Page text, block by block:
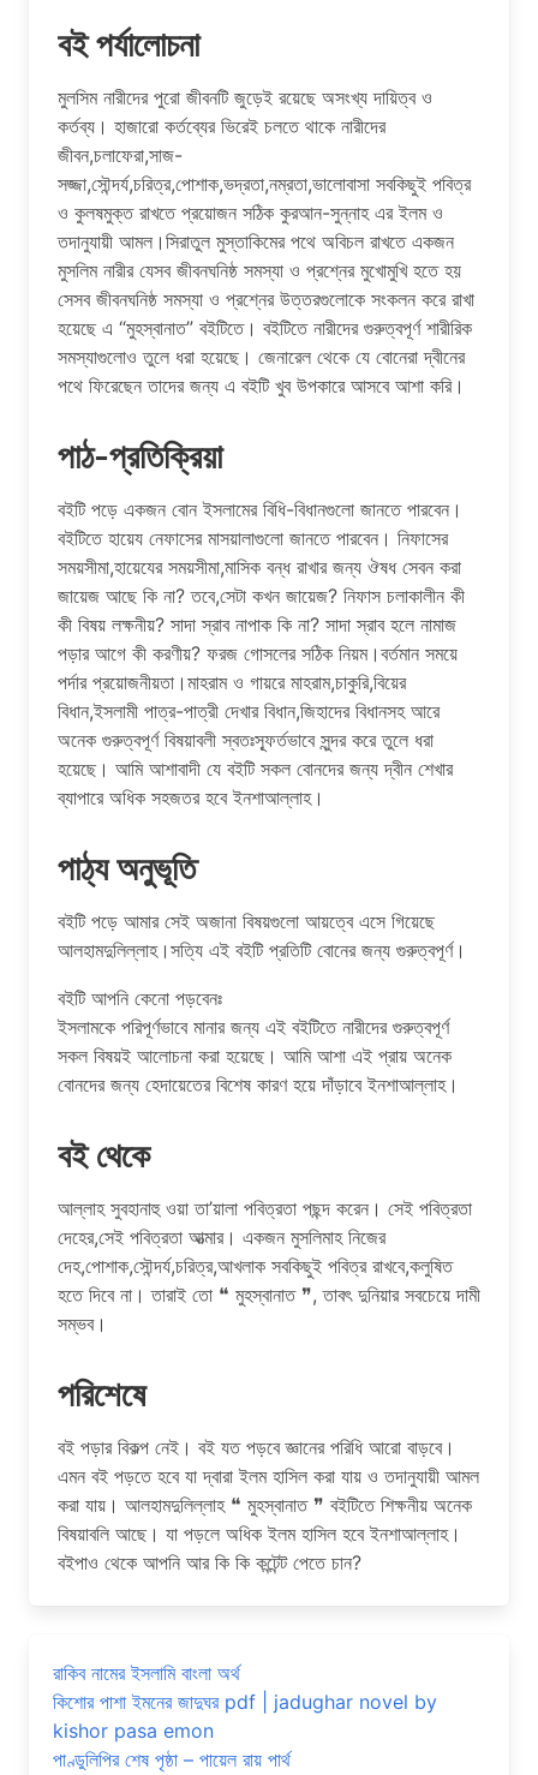
বই পর্যালোচনা
মুলসিম নারীদের পুরো জীবনটি জুড়েই রয়েছে অসংখ্য দায়িত্ব ও
কর্তব্য। হাজারো কর্তব্যের ভিরেই চলতে থাকে নারীদের
জীবন,চলাফেরা,সাজ-
সজ্জা,সৌন্দর্য,চরিত্র,পোশাক,ভদ্রতা,নম্রতা,ভালোবাসা সবকিছুই পবিত্র
ও কুলষমুক্ত রাখতে প্রয়োজন সঠিক কুরআন-সুন্নাহ এর ইলম ও
তদানুযায়ী আমল।সিরাতুল মুস্তাকিমের পথে অবিচল রাখতে একজন
মুসলিম নারীর যেসব জীবনঘনিষ্ঠ সমস্যা ও প্রশ্নের মুখোমুখি হতে হয়
সেসব জীবনঘনিষ্ঠ সমস্যা ও প্রশ্নের উত্তরগুলোকে সংকলন করে রাখা
হয়েছে এ “মুহস্বানাত” বইটিতে। বইটিতে নারীদের গুরুত্বপূর্ণ শারীরিক
সমস্যাগুলোও তুলে ধরা হয়েছে। জেনারেল থেকে যে বোনেরা দ্বীনের
পথে ফিরেছেন তাদের জন্য এ বইটি খুব উপকারে আসবে আশা করি।
পাঠ-প্রতিক্রিয়া
বইটি পড়ে একজন বোন ইসলামের বিধি-বিধানগুলো জানতে পারবেন।
বইটিতে হায়েয নেফাসের মাসয়ালাগুলো জানতে পারবেন। নিফাসের
সময়সীমা,হায়েযের সময়সীমা,মাসিক বন্ধ রাখার জন্য ঔষধ সেবন করা
জায়েজ আছে কি না? তবে,সেটা কখন জায়েজ? নিফাস চলাকালীন কী
কী বিষয় লক্ষনীয়? সাদা স্রাব নাপাক কি না? সাদা স্রাব হলে নামাজ
পড়ার আগে কী করণীয়? ফরজ গোসলের সঠিক নিয়ম।বর্তমান সময়ে
পর্দার প্রয়োজনীয়তা।মাহরাম ও গায়রে মাহরাম,চাকুরি,বিয়ের
বিধান,ইসলামী পাত্র-পাত্রী দেখার বিধান,জিহাদের বিধানসহ আরে
অনেক গুরুত্বপূর্ণ বিষয়াবলী স্বতঃস্ফূর্তভাবে সুন্দর করে তুলে ধরা
হয়েছে। আমি আশাবাদী যে বইটি সকল বোনদের জন্য দ্বীন শেখার
ব্যাপারে অধিক সহজতর হবে ইনশাআল্লাহ।
পাঠ্য অনুভূতি
বইটি পড়ে আমার সেই অজানা বিষয়গুলো আয়ত্বে এসে গিয়েছে
আলহামদুলিল্লাহ।সত্যি এই বইটি প্রতিটি বোনের জন্য গুরুত্বপূর্ণ।
বইটি আপনি কেনো পড়বেনঃ
ইসলামকে পরিপূর্ণভাবে মানার জন্য এই বইটিতে নারীদের গুরুত্বপূর্ণ
সকল বিষয়ই আলোচনা করা হয়েছে। আমি আশা এই প্রায় অনেক
বোনদের জন্য হেদায়েতের বিশেষ কারণ হয়ে দাঁড়াবে ইনশাআল্লাহ।
বই থেকে
আল্লাহ সুবহানাহু ওয়া তা’য়ালা পবিত্রতা পছন্দ করেন। সেই পবিত্রতা
দেহের,সেই পবিত্রতা আত্মার। একজন মুসলিমাহ নিজের
দেহ,পোশাক,সৌন্দর্য,চরিত্র,আখলাক সবকিছুই পবিত্র রাখবে,কলুষিত
হতে দিবে না। তারাই তো ❝ মুহস্বানাত ❞, তাবৎ দুনিয়ার সবচেয়ে দামী
সম্ভব।
পরিশেষে
বই পড়ার বিকল্প নেই। বই যত পড়বে জ্ঞানের পরিধি আরো বাড়বে।
এমন বই পড়তে হবে যা দ্বারা ইলম হাসিল করা যায় ও তদানুযায়ী আমল
করা যায়। আলহামদুলিল্লাহ ❝ মুহস্বানাত ❞ বইটিতে শিক্ষনীয় অনেক
বিষয়াবলি আছে। যা পড়লে অধিক ইলম হাসিল হবে ইনশাআল্লাহ।
বইপাও থেকে আপনি আর কি কি কন্টেন্ট পেতে চান?
রাকিব নামের ইসলামি বাংলা অর্থ
কিশোর পাশা ইমনের জাদুঘর pdf | jadughar novel by
kishor pasa emon
পাণ্ডুলিপির শেষ পৃষ্ঠা – পায়েল রায় পার্থ